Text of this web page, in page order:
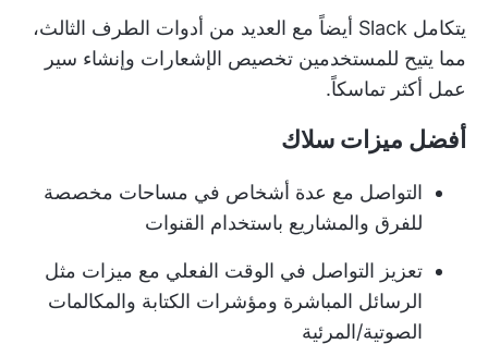
يتكامل Slack أيضاً مع العديد من أدوات الطرف الثالث،
مما يتيح للمستخدمين تخصيص الإشعارات وإنشاء سير
عمل أكثر تماسكاً.
أفضل ميزات سلاك
التواصل مع عدة أشخاص في مساحات مخصصة
للفرق والمشاريع باستخدام القنوات
تعزيز التواصل في الوقت الفعلي مع ميزات مثل
الرسائل المباشرة ومؤشرات الكتابة والمكالمات
الصوتية/المرئية